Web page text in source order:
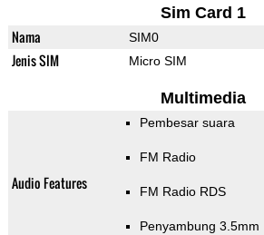
Sim Card 1
Nama SIM0
Jenis SIM Micro SIM
Multimedia
Audio Features
Pembesar suara
FM Radio
FM Radio RDS
Penyambung 3.5mm